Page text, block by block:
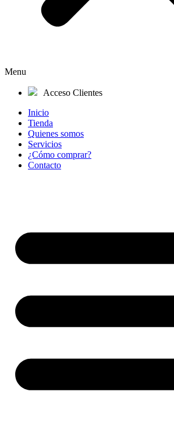
Menu
Acceso Clientes
Inicio
Tienda
Quienes somos
Servicios
¿Cómo comprar?
Contacto